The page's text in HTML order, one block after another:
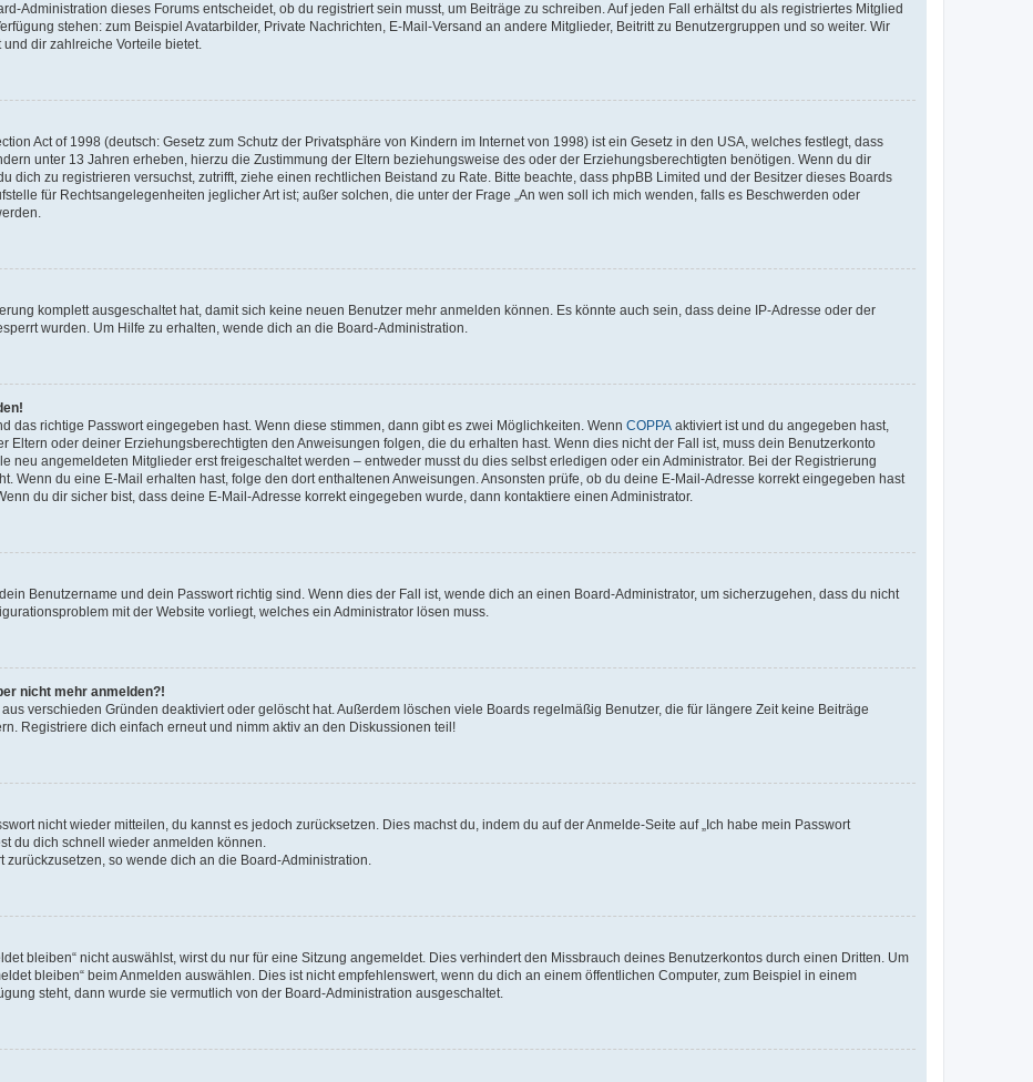
Administration dieses Forums entscheidet, ob du registriert sein musst, um Beiträge zu schreiben. Auf jeden Fall erhältst du als registriertes Mitglied
stehen: zum Beispiel Avatarbilder, Private Nachrichten, E-Mail-Versand an andere Mitglieder, Beitritt zu Benutzergruppen und so weiter. Wir
dir zahlreiche Vorteile bietet.
Act of 1998 (deutsch: Gesetz zum Schutz der Privatsphäre von Kindern im Internet von 1998) ist ein Gesetz in den USA, welches festlegt, dass
unter 13 Jahren erheben, hierzu die Zustimmung der Eltern beziehungsweise des oder der Erziehungsberechtigten benötigen. Wenn du dir
dich zu registrieren versuchst, zutrifft, ziehe einen rechtlichen Beistand zu Rate. Bitte beachte, dass phpBB Limited und der Besitzer dieses Boards
für Rechtsangelegenheiten jeglicher Art ist; außer solchen, die unter der Frage „An wen soll ich mich wenden, falls es Beschwerden oder
komplett ausgeschaltet hat, damit sich keine neuen Benutzer mehr anmelden können. Es könnte auch sein, dass deine IP-Adresse oder der
wurden. Um Hilfe zu erhalten, wende dich an die Board-Administration.
das richtige Passwort eingegeben hast. Wenn diese stimmen, dann gibt es zwei Möglichkeiten. Wenn COPPA aktiviert ist und du angegeben hast,
Eltern oder deiner Erziehungsberechtigten den Anweisungen folgen, die du erhalten hast. Wenn dies nicht der Fall ist, muss dein Benutzerkonto
neu angemeldeten Mitglieder erst freigeschaltet werden – entweder musst du dies selbst erledigen oder ein Administrator. Bei der Registrierung
Wenn du eine E-Mail erhalten hast, folge den dort enthaltenen Anweisungen. Ansonsten prüfe, ob du deine E-Mail-Adresse korrekt eingegeben hast
du dir sicher bist, dass deine E-Mail-Adresse korrekt eingegeben wurde, dann kontaktiere einen Administrator.
Benutzername und dein Passwort richtig sind. Wenn dies der Fall ist, wende dich an einen Board-Administrator, um sicherzugehen, dass du nicht
mit der Website vorliegt, welches ein Administrator lösen muss.
nicht mehr anmelden?!
verschieden Gründen deaktiviert oder gelöscht hat. Außerdem löschen viele Boards regelmäßig Benutzer, die für längere Zeit keine Beiträge
Registriere dich einfach erneut und nimm aktiv an den Diskussionen teil!
nicht wieder mitteilen, du kannst es jedoch zurücksetzen. Dies machst du, indem du auf der Anmelde-Seite auf „Ich habe mein Passwort
du dich schnell wieder anmelden können.
so wende dich an die Board-Administration.
bleiben“ nicht auswählst, wirst du nur für eine Sitzung angemeldet. Dies verhindert den Missbrauch deines Benutzerkontos durch einen Dritten. Um
bleiben“ beim Anmelden auswählen. Dies ist nicht empfehlenswert, wenn du dich an einem öffentlichen Computer, zum Beispiel in einem
steht, dann wurde sie vermutlich von der Board-Administration ausgeschaltet.